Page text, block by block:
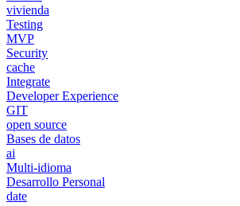
vivienda
Testing
MVP
Security
cache
Integrate
Developer Experience
GIT
open source
Bases de datos
ai
Multi-idioma
Desarrollo Personal
date